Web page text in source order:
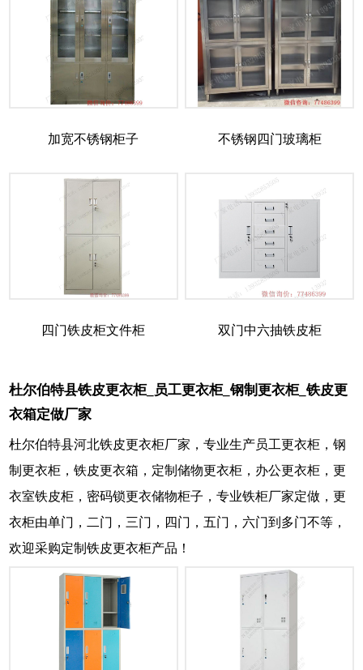
加宽不锈钢柜子 不锈钢四门玻璃柜
四门铁皮柜文件柜 双门中六抽铁皮柜
杜尔伯特县铁皮更衣柜_员工更衣柜_钢制更衣柜_铁皮更
衣箱定做厂家
杜尔伯特县河北铁皮更衣柜厂家，专业生产员工更衣柜，钢
制更衣柜，铁皮更衣箱，定制储物更衣柜，办公更衣柜，更
衣室铁皮柜，密码锁更衣储物柜子，专业铁柜厂家定做，更
衣柜由单门，二门，三门，四门，五门，六门到多门不等，
欢迎采购定制铁皮更衣柜产品！